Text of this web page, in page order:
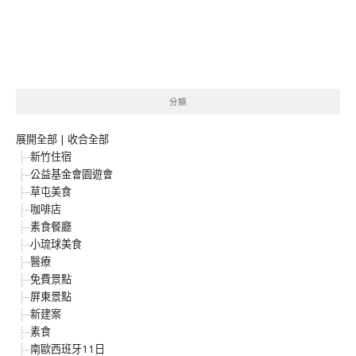
分類
展開全部 | 收合全部
新竹住宿
公益基金會園遊會
草屯美食
咖啡店
素食餐廳
小琉球美食
醫療
免費景點
屏東景點
新建案
素食
南歐西班牙11日